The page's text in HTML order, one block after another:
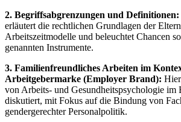
2. Begriffsabgrenzungen und Definitionen:
erläutert die rechtlichen Grundlagen der
Arbeitszeitmodelle und beleuchtet Chancen
genannten Instrumente.
3. Familienfreundliches Arbeiten im
Arbeitgebermarke (Employer Brand):
von Arbeits- und Gesundheitspsychologie im
diskutiert, mit Fokus auf die Bindung von
gendergerechter Personalpolitik.